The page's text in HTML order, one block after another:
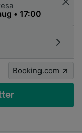
Booking.com